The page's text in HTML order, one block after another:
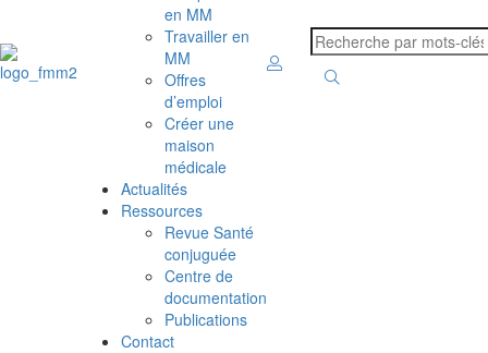
en MM
Travailler en
MM
Offres
d’emploi
Créer une
maison
médicale
Actualités
Ressources
Revue Santé
conjuguée
Centre de
documentation
Publications
Contact